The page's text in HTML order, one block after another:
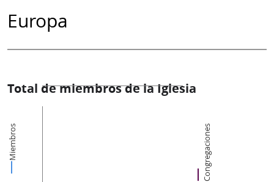
Europa
Total de miembros de la Iglesia
Miembros Congregaciones